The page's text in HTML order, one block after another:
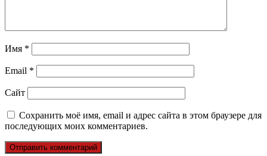
Имя *
Email *
Сайт
Сохранить моё имя, email и адрес сайта в этом браузере для
последующих моих комментариев.